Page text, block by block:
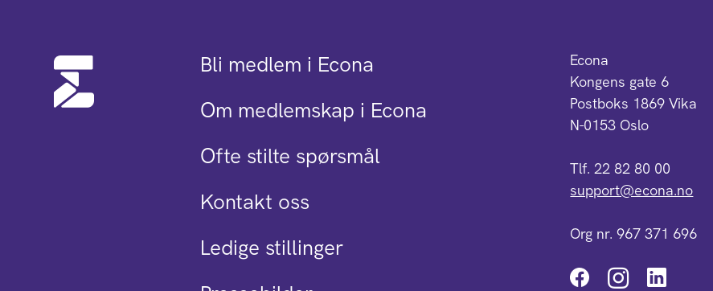
Bli medlem i Econa
Om medlemskap i Econa
Ofte stilte spørsmål
Kontakt oss
Ledige stillinger
Econa
Kongens gate 6
Postboks 1869 Vika
N-0153 Oslo
Tlf. 22 82 80 00
support@econa.no
Org nr. 967 371 696
Instagram